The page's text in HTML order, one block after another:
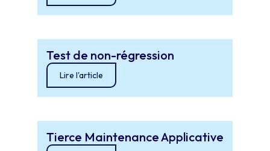
Test de non-régression
Lire l'article
Tierce Maintenance Applicative